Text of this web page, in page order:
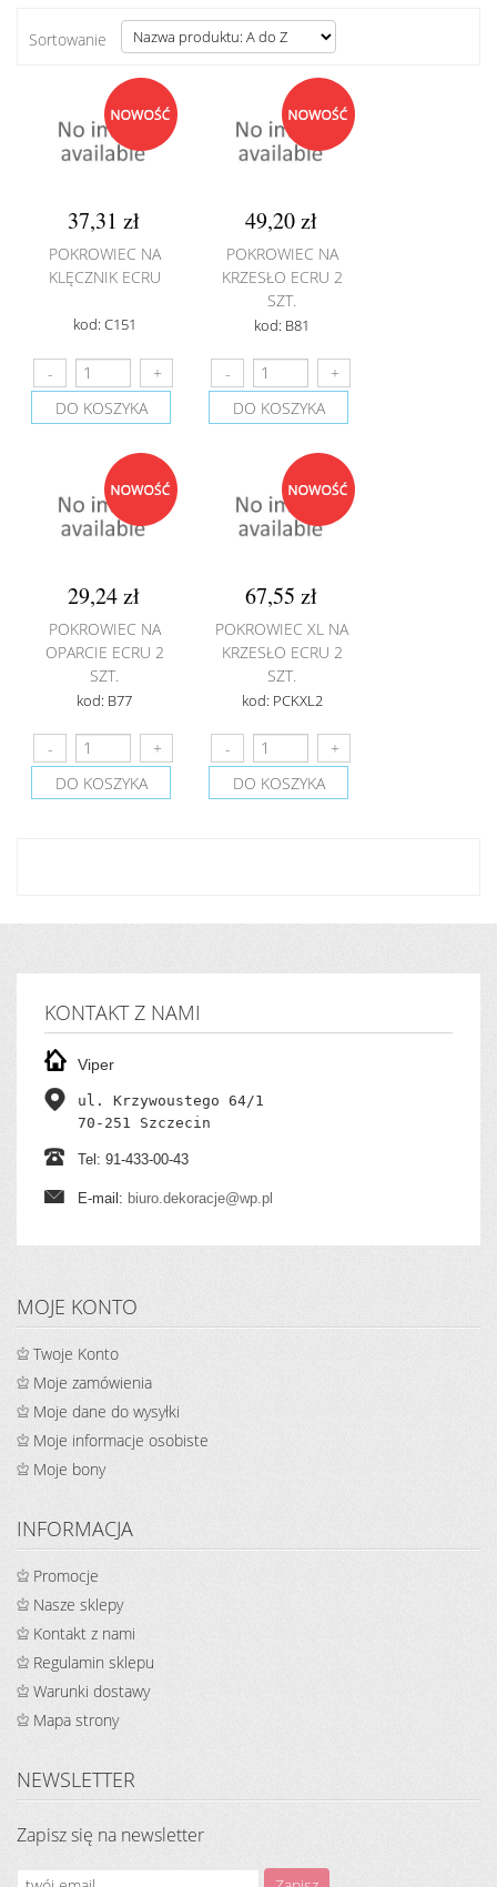
Sortowanie
37,31 zł
POKROWIEC NA
KLĘCZNIK ECRU
kod: C151
DO KOSZYKA
49,20 zł
POKROWIEC NA
KRZESŁO ECRU 2
SZT.
kod: B81
DO KOSZYKA
29,24 zł
POKROWIEC NA
OPARCIE ECRU 2
SZT.
kod: B77
DO KOSZYKA
67,55 zł
POKROWIEC XL NA
KRZESŁO ECRU 2
SZT.
kod: PCKXL2
DO KOSZYKA
KONTAKT Z NAMI
Viper
ul. Krzywoustego 64/1
70-251 Szczecin
Tel: 91-433-00-43
E-mail: biuro.dekoracje@wp.pl
MOJE KONTO
Twoje Konto
Moje zamówienia
Moje dane do wysyłki
Moje informacje osobiste
Moje bony
INFORMACJA
Promocje
Nasze sklepy
Kontakt z nami
Regulamin sklepu
Warunki dostawy
Mapa strony
NEWSLETTER
Zapisz się na newsletter